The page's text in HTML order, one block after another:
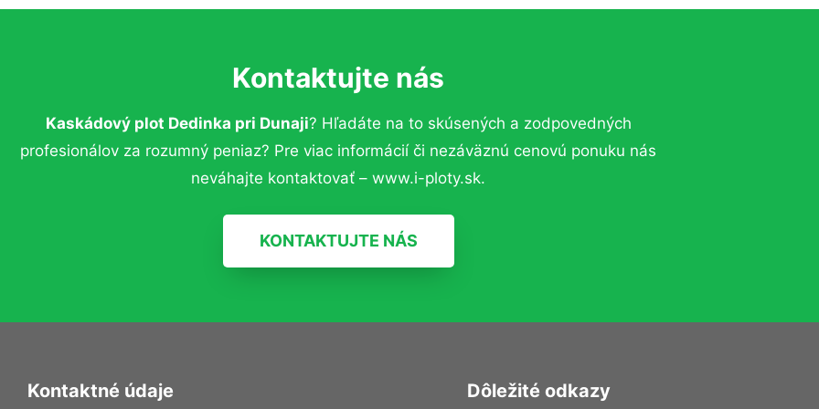
Kontaktujte nás
Kaskádový plot Dedinka pri Dunaji? Hľadáte na to skúsených a zodpovedných
profesionálov za rozumný peniaz? Pre viac informácií či nezáväznú cenovú ponuku nás
neváhajte kontaktovať – www.i-ploty.sk.
KONTAKTUJTE NÁS
Kontaktné údaje Dôležité odkazy